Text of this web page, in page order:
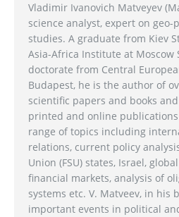
Vladimir Ivanovich Matveyev
science analyst, expert on
studies. A graduate from Kiev
Asia-Africa Institute at Moscow
doctorate from Central
Budapest, he is the author of
scientific papers and books
printed and online
range of topics including
relations, current policy
Union (FSU) states, Israel,
financial markets, analysis of
systems etc. V. Matveev, in his
important events in political